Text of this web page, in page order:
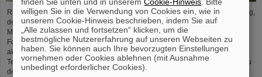
Rund 110 Oberstufenschüler*innen aus ganz Hessen besuchten am Samstag,
den 23. November, zum 25. Jubiläum der Veranstaltungsreihe „Saturday
Morning Physics“ den GSI/FAIR-Campus. In Rundgängen durch die
Forschungsanlagen erhielten die Schüler*innen spannende Einblicke in die
aktuelle physikalische Forschung, erkundeten die bestehenden GSI-
Teilchenbeschleuniger und -Experimente und informierten sich über den Bau
der internationalen Beschleunigeranlage FAIR.
willigen Sie in die Verwendung von Cookies ein, wie in
unserem Cookie-Hinweis beschrieben, indem Sie auf
„Alle zulassen und fortsetzen“ klicken, um die
bestmögliche Nutzererfahrung auf unseren Webseiten zu
haben. Sie können auch Ihre bevorzugten Einstellungen
vornehmen oder Cookies ablehnen (mit Ausnahme
unbedingt erforderlicher Cookies).